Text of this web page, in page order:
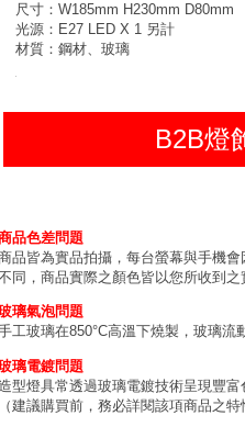
尺寸：W185mm H230mm D80mm
光源：E27 LED X 1 另計
材質：鋼材、玻璃
B2B燈
品色差問題
品皆為實品拍攝，每台螢幕與手機
同，商品實際之顏色皆以您所收到之
璃氣泡問題
工玻璃在850°C高溫下燒製，玻璃
璃電鍍問題
型燈具常透過玻璃電鍍技術呈現豐
（建議購買前，務必詳閱該項商品之